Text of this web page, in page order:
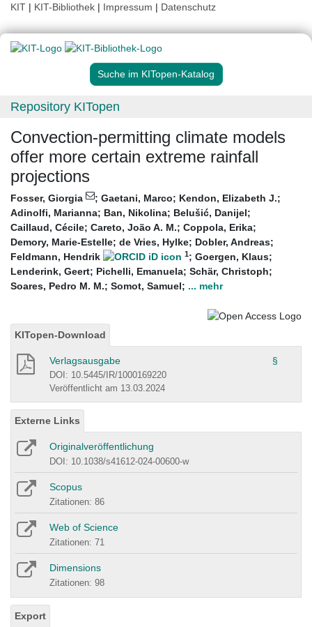
KIT | KIT-Bibliothek | Impressum | Datenschutz
Suche im KITopen-Katalog
Repository KITopen
Convection-permitting climate models
offer more certain extreme rainfall
projections
Fosser, Giorgia ; Gaetani, Marco; Kendon, Elizabeth J.;
Adinolfi, Marianna; Ban, Nikolina; Belušić, Danijel;
Caillaud, Cécile; Careto, João A. M.; Coppola, Erika;
Demory, Marie-Estelle; de Vries, Hylke; Dobler, Andreas;
Feldmann, Hendrik
1; Goergen, Klaus;
Lenderink, Geert; Pichelli, Emanuela; Schär, Christoph;
Soares, Pedro M. M.; Somot, Samuel; ... mehr
KITopen-Download
Verlagsausgabe §
DOI: 10.5445/IR/1000169220
Veröffentlicht am 13.03.2024
Externe Links
Originalveröffentlichung
DOI: 10.1038/s41612-024-00600-w
Scopus
Zitationen: 86
Web of Science
Zitationen: 71
Dimensions
Zitationen: 98
Export